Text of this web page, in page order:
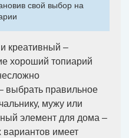
свой выбор на
креативный –
хороший топиарий
выбрать правильное
мужу или
элемент для дома –
имеет